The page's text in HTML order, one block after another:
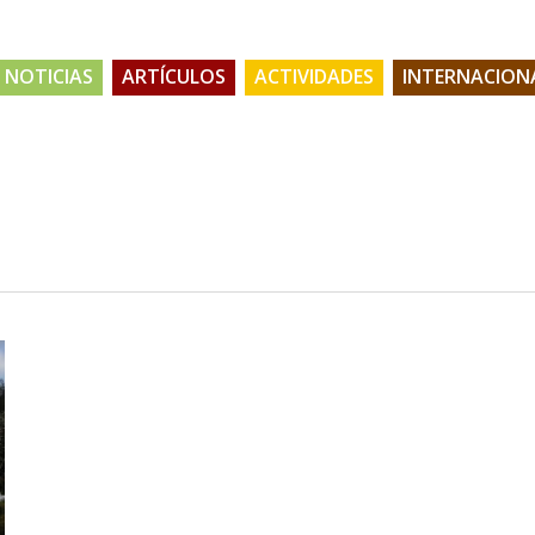
NOTICIAS ARTÍCULOS ACTIVIDADES